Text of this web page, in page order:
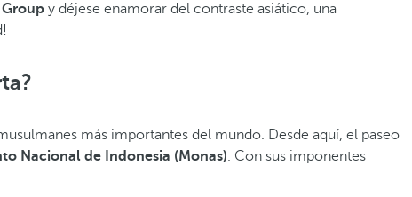
y déjese enamorar del contraste asiático, una
más importantes del mundo. Desde aquí, el paseo
Nacional de Indonesia (Monas). Con sus imponentes